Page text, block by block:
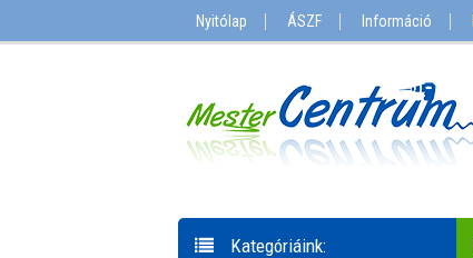
Nyitólap ÁSZF Információ
Kategóriáink: